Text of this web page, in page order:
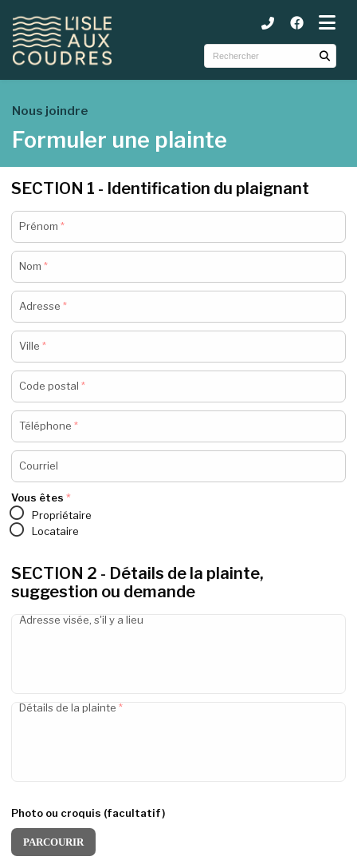
(Municipalité )
(Services )
Nous joindre
Formuler une plainte
SECTION 1 - Identification du plaignant
Prénom *
Nom *
Adresse *
Ville *
Code postal *
Téléphone *
Courriel
Vous êtes *
Propriétaire
Locataire
SECTION 2 - Détails de la plainte,
suggestion ou demande
Adresse visée, s'il y a lieu
Détails de la plainte *
Photo ou croquis (facultatif)
PARCOURIR